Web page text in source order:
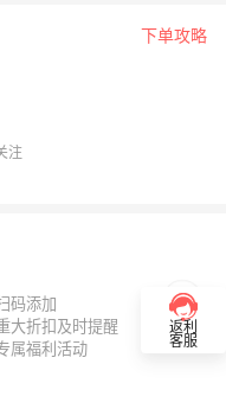
下单攻略
注
返利
客服